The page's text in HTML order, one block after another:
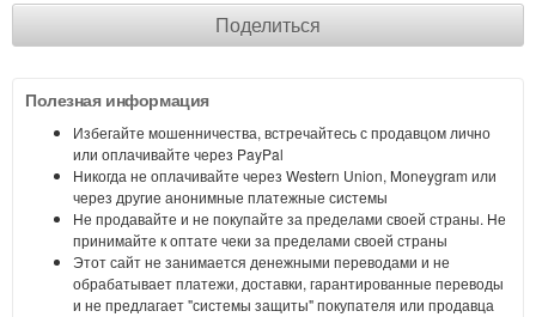
Поделиться
Полезная информация
Избегайте мошенничества, встречайтесь с продавцом лично
или оплачивайте через PayPal
Никогда не оплачивайте через Western Union, Moneygram или
через другие анонимные платежные системы
Не продавайте и не покупайте за пределами своей страны. Не
принимайте к оптате чеки за пределами своей страны
Этот сайт не занимается денежными переводами и не
обрабатывает платежи, доставки, гарантированные переводы
и не предлагает "системы защиты" покупателя или продавца